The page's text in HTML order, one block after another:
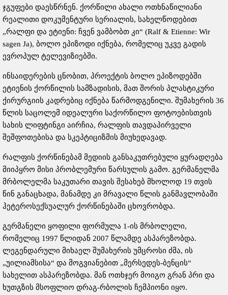
ჯგუფები დაესწრნენ. ქორწილი ახალი ოთხნაწილიანი
რეალითი დოკუმენტური სერიალის, სახელწოდებით
„რალფი და ეტიენი: ჩვენ ვამბობთ კი“ (Ralf & Etienne: Wir
sagen Ja), ბოლო ეპიზოდი იქნება, რომელიც უკვე გადის
ევროპულ ტელევიზიებში.
ინსაიდერების ცნობით, პროექტის ბოლო ეპიზოდებში
ეტიენის ქორწილის სამზადისის, მათ შორის პლასტიკური
ქირურგიის კადრებიც იქნება წარმოდგენილი. შუმახერის 36
წლის საცოლემ იდეალური საქორწილო ფოტოებისთვის
სახის ლიფტინგი აირჩია, რალფის თავდაპირველი
შეშფოთებისა და სკეპტიციზმის მიუხედავად.
რალფის ქორწინებამ მედიის განსაკუთრებული ყურადღება
მიიპყრო მისი პრობლემური წარსულის გამო. გერმანელმა
მრბოლელმა საკუთარი თავის შესახებ მხოლოდ 19 თვის
წინ განაცხადა, მანამდე კი მრავალი წლის განმავლობაში
ჰეტეროსექსუალურ ქორწინებაში ცხოვრობდა.
გერმანელი ყოფილი ფორმულა 1-ის მრბოლელი,
რომელიც 1997 წლიდან 2007 წლამდე ასპარეზობდა.
ლეგენდარული მიხაელ შუმახერის უმცროსი ძმა, ის
„უილიამსისა“ და მოგვიანებით „მერსედეს-ბენცის“
სახელით ასპარეზობდა. მან ოთხჯერ მოიგო გრან პრი და
ხუთგზის მსოფლიო დრაგ-რბოლის ჩემპიონი იყო.